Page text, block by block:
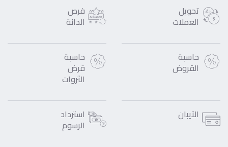
تحويل
العملات
فرص
الدانة
حاسبة
القروض
حاسبة
قرض
الثروات
الآيبان استرداد
الرسوم